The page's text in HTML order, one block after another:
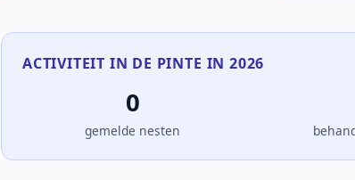
ACTIVITEIT IN DE PINTE IN 2026
0
gemelde nesten